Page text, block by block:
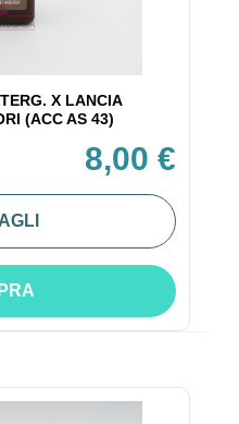
X LANCIA
(ACC AS 43)
8,00 €